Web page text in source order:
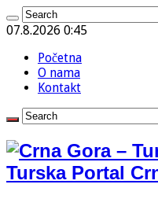
07.8.2026 0:45
Početna
O nama
Kontakt
Turska Portal